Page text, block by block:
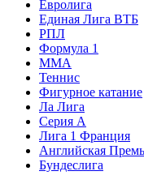
Евролига
Единая Лига ВТБ
РПЛ
Формула 1
MMA
Теннис
Фигурное катание
Ла Лига
Серия А
Лига 1 Франция
Английская
Бундеслига